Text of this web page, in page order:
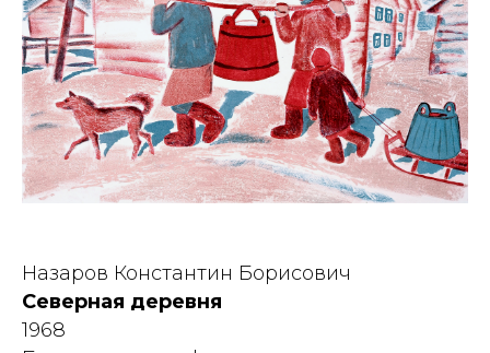
Назаров Константин Борисович
Северная деревня
1968